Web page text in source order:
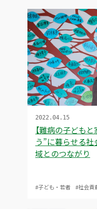
【難病の子ども
う”に暮らせる社
域とのつながり
2022.04.15
#子ども・若者 #社会貢